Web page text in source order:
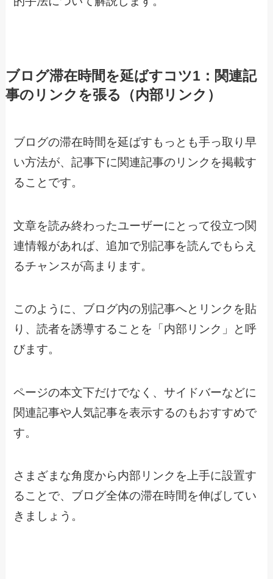
ブログ滞在時間を延ばすコツ1：関連記
事のリンクを張る（内部リンク）
ブログの滞在時間を延ばすもっとも手っ取り早
い方法が、記事下に関連記事のリンクを掲載す
ることです。
文章を読み終わったユーザーにとって役立つ関
連情報があれば、追加で別記事を読んでもらえ
るチャンスが高まります。
このように、ブログ内の別記事へとリンクを貼
り、読者を誘導することを「内部リンク」と呼
びます。
ページの本文下だけでなく、サイドバーなどに
関連記事や人気記事を表示するのもおすすめで
す。
さまざまな角度から内部リンクを上手に設置す
ることで、ブログ全体の滞在時間を伸ばしてい
きましょう。